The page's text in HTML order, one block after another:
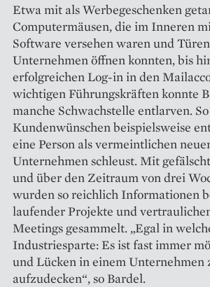
Etwa mit als Werbegeschenken
Computermäusen, die im Inneren
Software ­versehen waren und
Unternehmen öffnen konnten, bis
erfolgreichen Log-in in den
wichtigen Führungskräften konnte
manche Schwachstelle entlarven.
Kundenwünschen beispielsweise
eine Person als vermeintlichen
Unternehmen schleust. Mit
und über den Zeitraum von drei
wurden so reichlich Informationen
laufender Projekte und
Meetings gesammelt. „Egal in
Industriesparte: Es ist fast immer
und Lücken in einem Unternehmen
aufzu­decken“, so Bardel.